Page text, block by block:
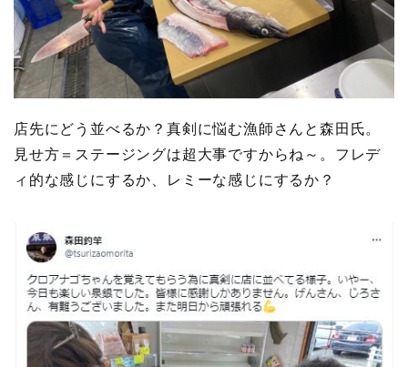
店先にどう並べるか？真剣に悩む漁師さんと森田氏。
見せ方＝ステージングは超大事ですからね～。フレデ
ィ的な感じにするか、レミーな感じにするか？